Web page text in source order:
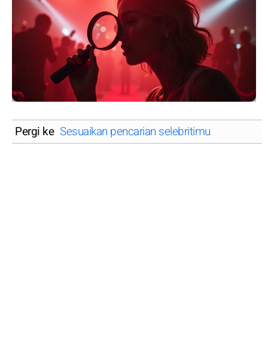
Pergi ke Sesuaikan pencarian selebritimu